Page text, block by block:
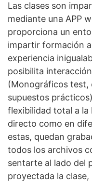
Las clases son
mediante una APP
proporciona un
impartir formación
experiencia
posibilita
(Monográficos test,
supuestos
flexibilidad total a
directo como en
estas, quedan
todos los archivos
sentarte al lado del
proyectada la